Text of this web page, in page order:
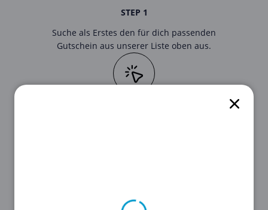
STEP 1
Suche als Erstes den für dich passenden
Gutschein aus unserer Liste oben aus.